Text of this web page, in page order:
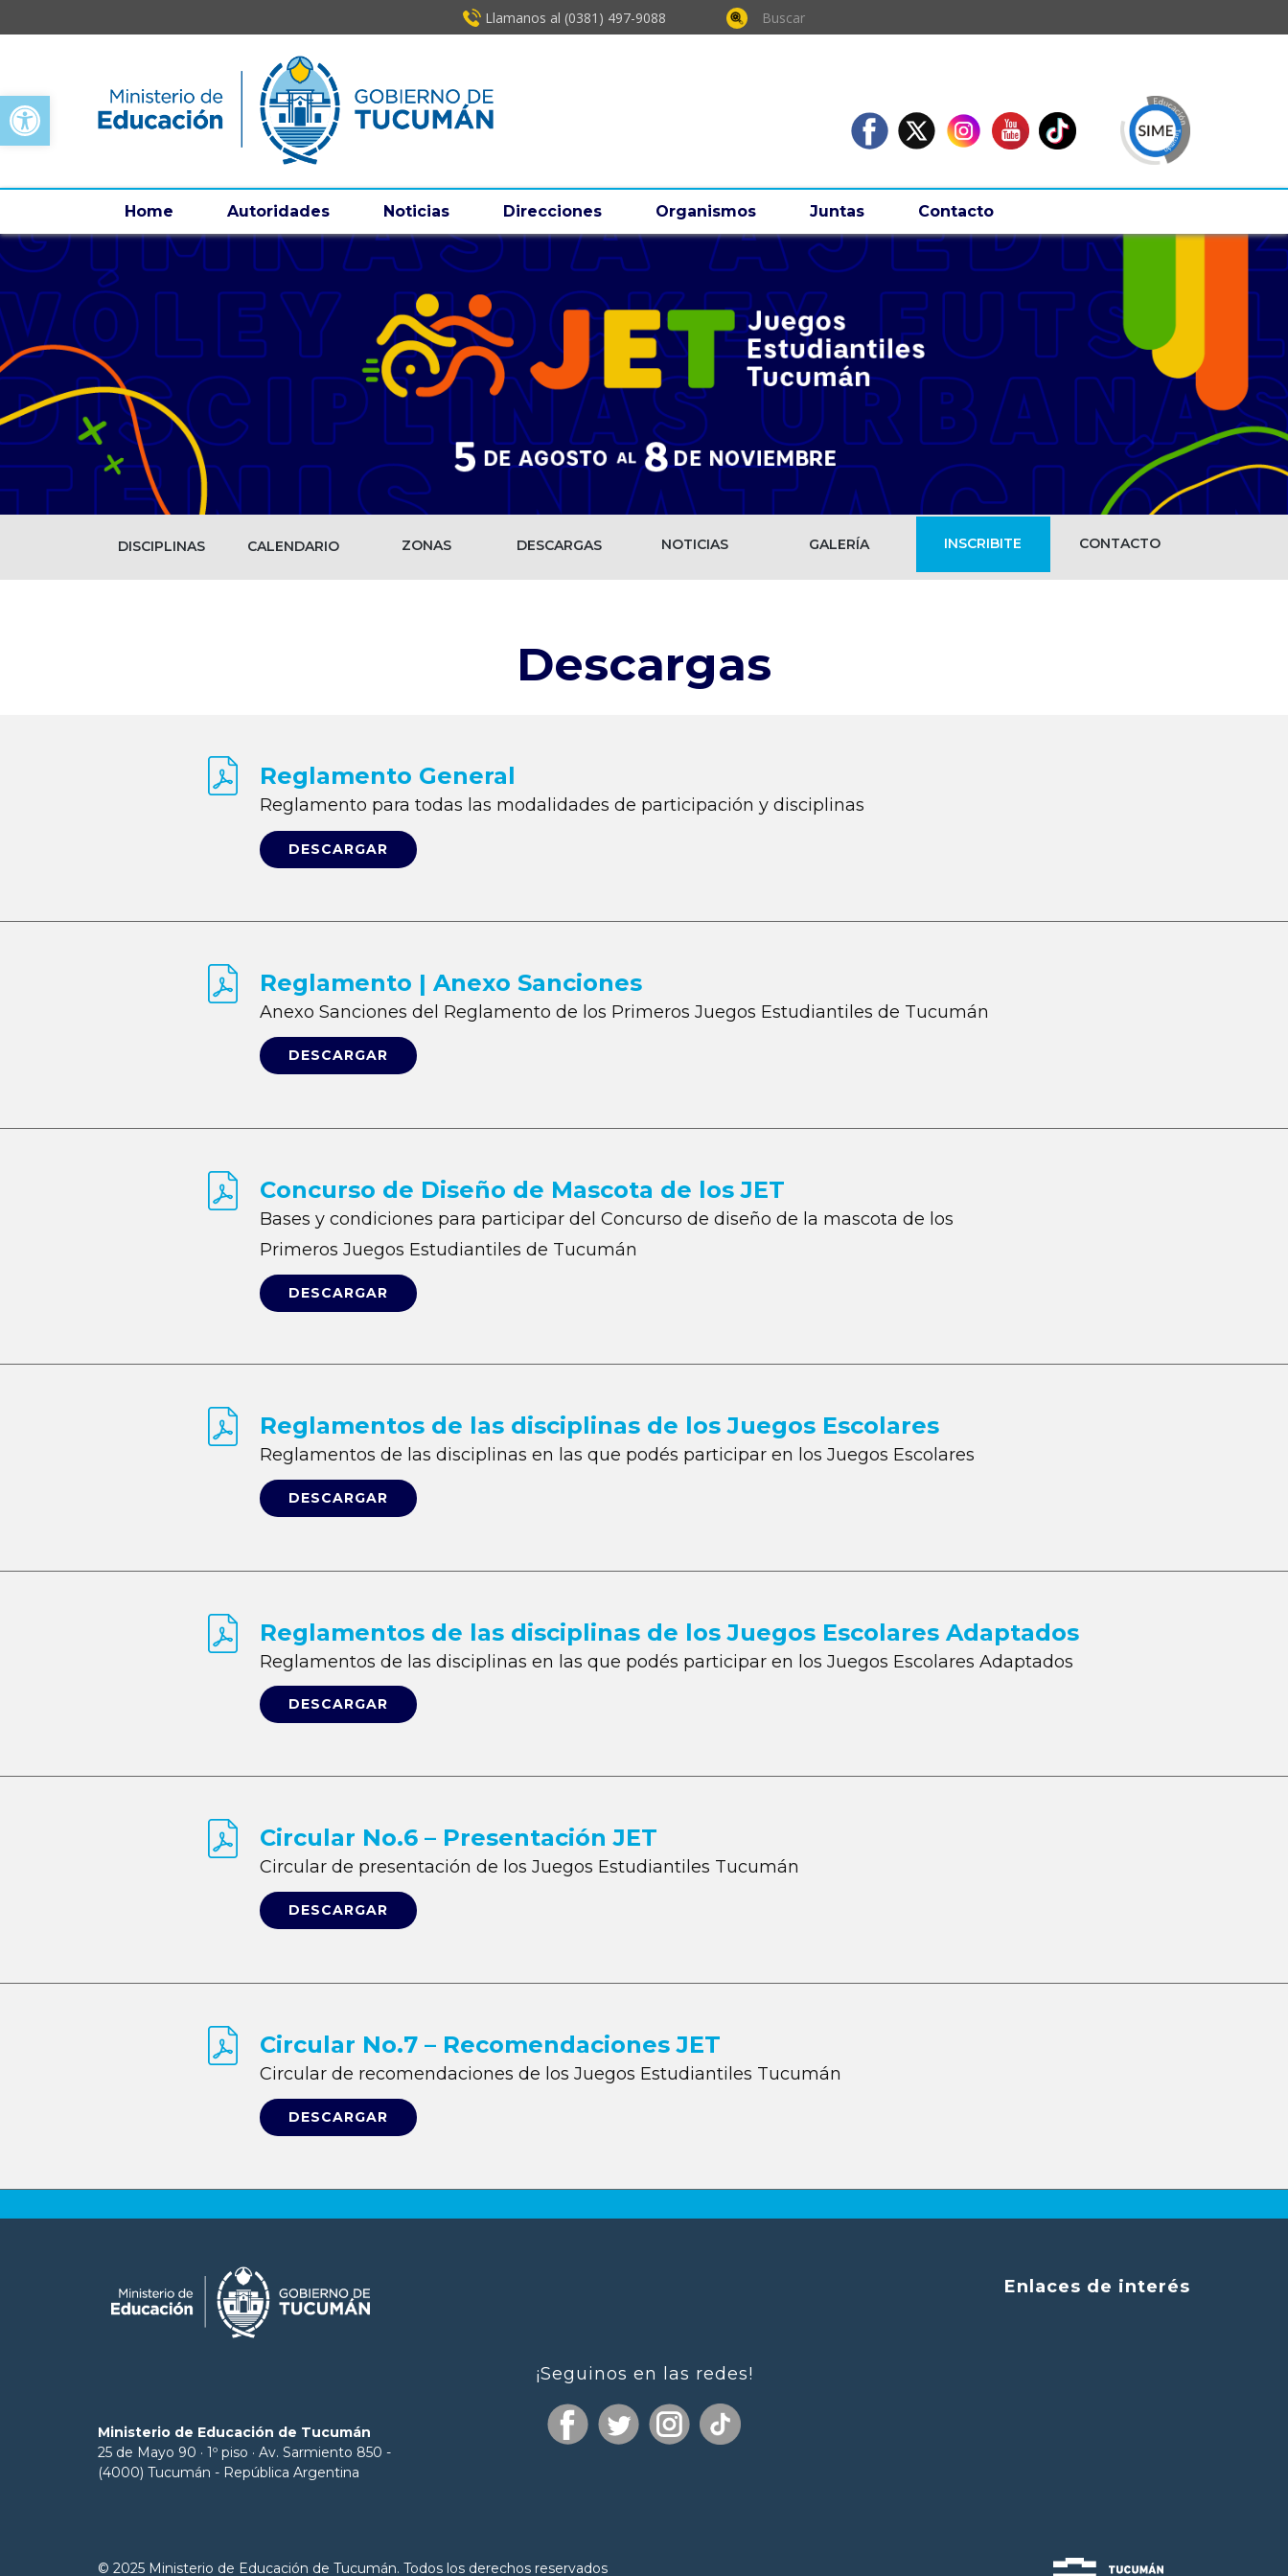
Open toolbar
Llamanos al (0381) ​497-9088
Home Autoridades Noticias Direcciones Organismos Juntas Contacto
DISCIPLINAS CALENDARIO ZONAS DESCARGAS NOTICIAS GALE​RÍA INSCRIBITE CONTACTO
Descargas
Reglamento General
Reglamento para todas las modalidades de participación y disciplinas
DESCARGAR
Reglamento | Anexo Sanciones
Anexo Sanciones del Reglamento de los Primeros Juegos Estudiantiles de Tucumán
DESCARGAR
Concurso de Diseño de Mascota de los JET
Bases y condiciones para participar del Concurso de diseño de la mascota de los
Primeros Juegos Estudiantiles de Tucumán
DESCARGAR
Reglamentos de las disciplinas de los Juegos Escolares
Reglamentos de las disciplinas en las que podés participar en los Juegos Escolares
DESCARGAR
Reglamentos de las disciplinas de los Juegos Escolares Adaptados
Reglamentos de las disciplinas en las que podés participar en los Juegos Escolares Adaptados
DESCARGAR
Circular No.6 – Presentación JET
Circular de presentación de los Juegos Estudiantiles Tucumán
DESCARGAR
Circular No.7 – ​Recomendaciones JET
Circular de recomendaciones de los Juegos Estudiantiles Tucumán
DESCARGAR
Ministerio de Educación de Tucumán
25 de Mayo 90 · 1º piso · Av. Sarmiento 850 -
(4000) Tucumán - República Argentina
¡Seguinos en las redes!
Enlaces de interés
© 2025 Ministerio de Educación de Tucumán. Todos los derechos reservados